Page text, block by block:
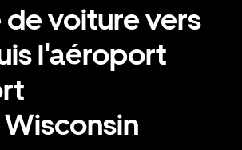
de voiture vers
l'aéroport